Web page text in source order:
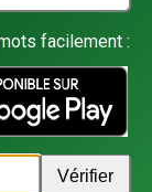
facilement :